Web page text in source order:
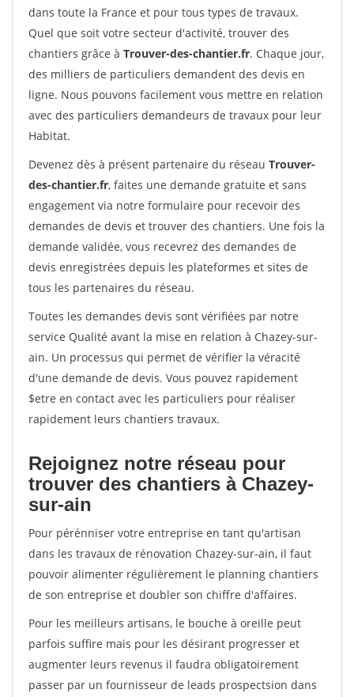
dans toute la France et pour tous types de travaux.
Quel que soit votre secteur d'activité, trouver des
chantiers grâce à Trouver-des-chantier.fr. Chaque jour,
des milliers de particuliers demandent des devis en
ligne. Nous pouvons facilement vous mettre en relation
avec des particuliers demandeurs de travaux pour leur
Habitat.
Devenez dès à présent partenaire du réseau Trouver-
des-chantier.fr, faites une demande gratuite et sans
engagement via notre formulaire pour recevoir des
demandes de devis et trouver des chantiers. Une fois la
demande validée, vous recevrez des demandes de
devis enregistrées depuis les plateformes et sites de
tous les partenaires du réseau.
Toutes les demandes devis sont vérifiées par notre
service Qualité avant la mise en relation à Chazey-sur-
ain. Un processus qui permet de vérifier la véracité
d'une demande de devis. Vous pouvez rapidement
$etre en contact avec les particuliers pour réaliser
rapidement leurs chantiers travaux.
Rejoignez notre réseau pour
trouver des chantiers à Chazey-
sur-ain
Pour pérénniser votre entreprise en tant qu'artisan
dans les travaux de rénovation Chazey-sur-ain, il faut
pouvoir alimenter régulièrement le planning chantiers
de son entreprise et doubler son chiffre d'affaires.
Pour les meilleurs artisans, le bouche à oreille peut
parfois suffire mais pour les désirant progresser et
augmenter leurs revenus il faudra obligatoirement
passer par un fournisseur de leads prospectsion dans